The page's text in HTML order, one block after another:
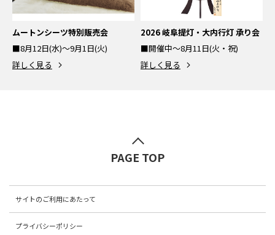
ムートンシーツ特別販売会
■8月12日(水)～9月1日(火)
詳しく見る
2026 岐阜提灯・大内行灯 承り会
■開催中～8月11日(火・祝)
詳しく見る
PAGE TOP
サイトのご利用にあたって
プライバシーポリシー